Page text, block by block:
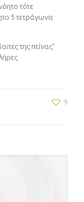
τότε
5 τετράγωνα
της πείνας”
9